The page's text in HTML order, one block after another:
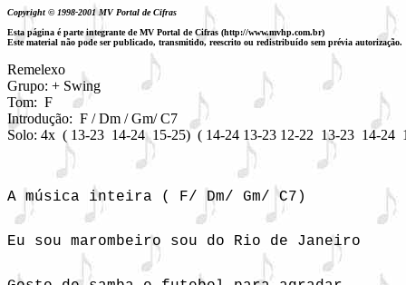
Copyright © 1998-2001 MV Portal de Cifras
Esta página é parte integrante de MV Portal de Cifras (http://www.mvhp.com.br)
Este material não pode ser publicado, transmitido, reescrito ou redistribuído sem prévia autorização.
Remelexo
Grupo: + Swing
Tom:  F
Introdução:  F / Dm / Gm/ C7
Solo: 4x  ( 13-23  14-24  15-25)  ( 14-24 13-23 12-22  13-23  14-24
A música inteira ( F/ Dm/ Gm/ C7)
Eu sou marombeiro sou do Rio de Janeiro